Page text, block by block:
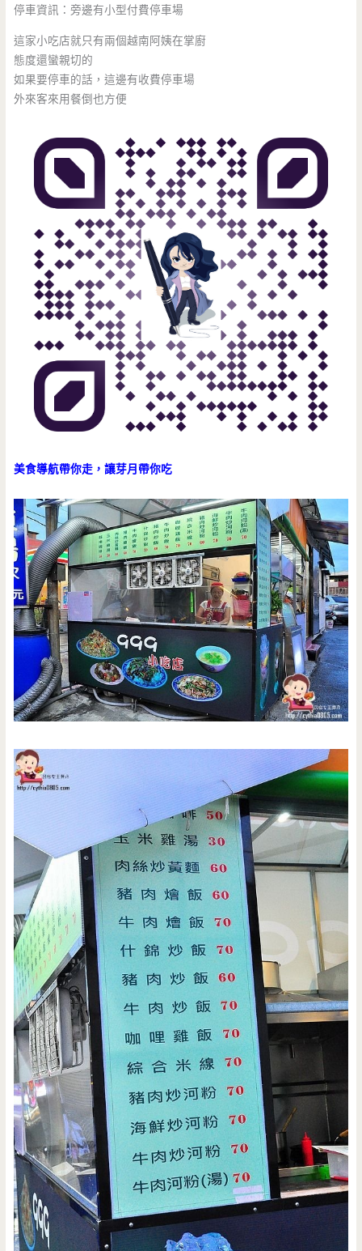
停車資訊：旁邊有小型付費停車場
這家小吃店就只有兩個越南阿姨在掌廚
態度還蠻親切的
如果要停車的話，這邊有收費停車場
外來客來用餐倒也方便
美食導航帶你走，讓芽月帶你吃